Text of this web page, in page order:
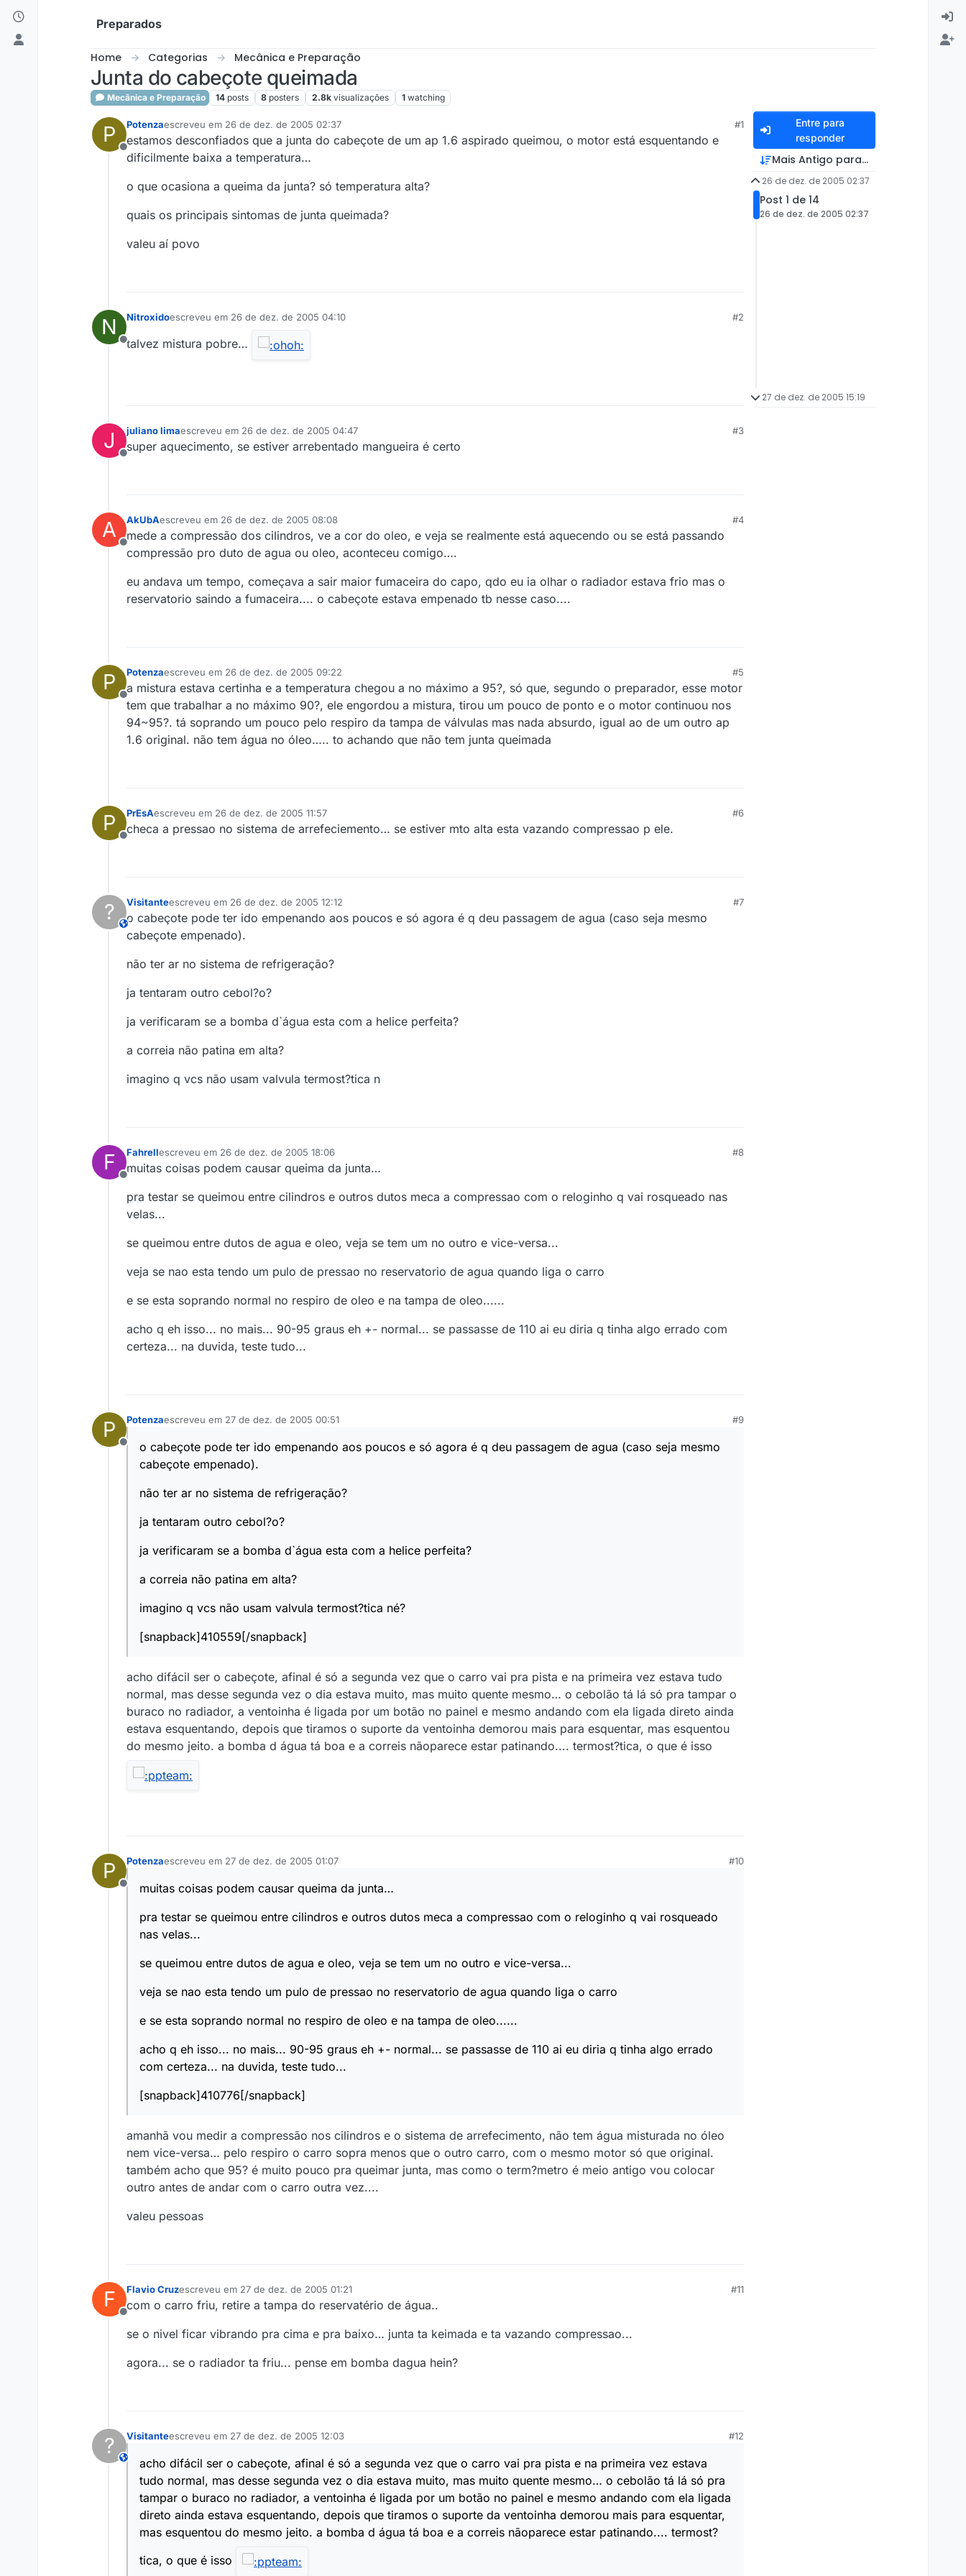
Skip to content
Preparados
Home Categorias Mecânica e Preparação
Junta do cabeçote queimada
Mecânica e Preparação 14 posts 8 posters 2.8k visualizações 1 watching
P
Offline
Potenzaescreveu em 26 de dez. de 2005 02:37
última edição por
#1
estamos desconfiados que a junta do cabeçote de um ap 1.6 aspirado queimou, o motor está esquentando e
dificilmente baixa a temperatura…
o que ocasiona a queima da junta? só temperatura alta?
quais os principais sintomas de junta queimada?
valeu aí povo
N
Offline
Nitroxidoescreveu em 26 de dez. de 2005 04:10
última edição por
#2
talvez mistura pobre…
J
Offline
juliano limaescreveu em 26 de dez. de 2005 04:47
última edição por
#3
super aquecimento, se estiver arrebentado mangueira é certo
A
Offline
AkUbAescreveu em 26 de dez. de 2005 08:08
última edição por
#4
mede a compressão dos cilindros, ve a cor do oleo, e veja se realmente está aquecendo ou se está passando
compressão pro duto de agua ou oleo, aconteceu comigo….
eu andava um tempo, começava a sair maior fumaceira do capo, qdo eu ia olhar o radiador estava frio mas o
reservatorio saindo a fumaceira.... o cabeçote estava empenado tb nesse caso....
P
Offline
Potenzaescreveu em 26 de dez. de 2005 09:22
última edição por
#5
a mistura estava certinha e a temperatura chegou a no máximo a 95?, só que, segundo o preparador, esse motor
tem que trabalhar a no máximo 90?, ele engordou a mistura, tirou um pouco de ponto e o motor continuou nos
94~95?. tá soprando um pouco pelo respiro da tampa de válvulas mas nada absurdo, igual ao de um outro ap
1.6 original. não tem água no óleo….. to achando que não tem junta queimada
P
Offline
PrEsAescreveu em 26 de dez. de 2005 11:57
última edição por
#6
checa a pressao no sistema de arrefeciemento… se estiver mto alta esta vazando compressao p ele.
? This user is from outside of this forum
Visitanteescreveu em 26 de dez. de 2005 12:12
última edição por
#7
o cabeçote pode ter ido empenando aos poucos e só agora é q deu passagem de agua (caso seja mesmo
cabeçote empenado).
não ter ar no sistema de refrigeração?
ja tentaram outro cebol?o?
ja verificaram se a bomba d`água esta com a helice perfeita?
a correia não patina em alta?
imagino q vcs não usam valvula termost?tica n
F
Offline
Fahrellescreveu em 26 de dez. de 2005 18:06
última edição por
#8
muitas coisas podem causar queima da junta…
pra testar se queimou entre cilindros e outros dutos meca a compressao com o reloginho q vai rosqueado nas
velas...
se queimou entre dutos de agua e oleo, veja se tem um no outro e vice-versa...
veja se nao esta tendo um pulo de pressao no reservatorio de agua quando liga o carro
e se esta soprando normal no respiro de oleo e na tampa de oleo......
acho q eh isso... no mais... 90-95 graus eh +- normal... se passasse de 110 ai eu diria q tinha algo errado com
certeza... na duvida, teste tudo...
P
Offline
Potenzaescreveu em 27 de dez. de 2005 00:51
última edição por
#9
o cabeçote pode ter ido empenando aos poucos e só agora é q deu passagem de agua (caso seja mesmo
cabeçote empenado).
não ter ar no sistema de refrigeração?
ja tentaram outro cebol?o?
ja verificaram se a bomba d`água esta com a helice perfeita?
a correia não patina em alta?
imagino q vcs não usam valvula termost?tica né?
[snapback]410559[/snapback]
acho difácil ser o cabeçote, afinal é só a segunda vez que o carro vai pra pista e na primeira vez estava tudo
normal, mas desse segunda vez o dia estava muito, mas muito quente mesmo… o cebolão tá lá só pra tampar o
buraco no radiador, a ventoinha é ligada por um botão no painel e mesmo andando com ela ligada direto ainda
estava esquentando, depois que tiramos o suporte da ventoinha demorou mais para esquentar, mas esquentou
do mesmo jeito. a bomba d água tá boa e a correis nãoparece estar patinando.... termost?tica, o que é isso
P
Offline
Potenzaescreveu em 27 de dez. de 2005 01:07
última edição por
#10
muitas coisas podem causar queima da junta…
pra testar se queimou entre cilindros e outros dutos meca a compressao com o reloginho q vai rosqueado
nas velas...
se queimou entre dutos de agua e oleo, veja se tem um no outro e vice-versa...
veja se nao esta tendo um pulo de pressao no reservatorio de agua quando liga o carro
e se esta soprando normal no respiro de oleo e na tampa de oleo......
acho q eh isso... no mais... 90-95 graus eh +- normal... se passasse de 110 ai eu diria q tinha algo errado
com certeza... na duvida, teste tudo...
[snapback]410776[/snapback]
amanhã vou medir a compressão nos cilindros e o sistema de arrefecimento, não tem água misturada no óleo
nem vice-versa… pelo respiro o carro sopra menos que o outro carro, com o mesmo motor só que original.
também acho que 95? é muito pouco pra queimar junta, mas como o term?metro é meio antigo vou colocar
outro antes de andar com o carro outra vez....
valeu pessoas
F
Offline
Flavio Cruzescreveu em 27 de dez. de 2005 01:21
última edição por
#11
com o carro friu, retire a tampa do reservatério de água..
se o nivel ficar vibrando pra cima e pra baixo… junta ta keimada e ta vazando compressao...
agora... se o radiador ta friu... pense em bomba dagua hein?
? This user is from outside of this forum
Visitanteescreveu em 27 de dez. de 2005 12:03
última edição por
#12
acho difácil ser o cabeçote, afinal é só a segunda vez que o carro vai pra pista e na primeira vez estava
tudo normal, mas desse segunda vez o dia estava muito, mas muito quente mesmo… o cebolão tá lá só pra
tampar o buraco no radiador, a ventoinha é ligada por um botão no painel e mesmo andando com ela ligada
direto ainda estava esquentando, depois que tiramos o suporte da ventoinha demorou mais para esquentar,
mas esquentou do mesmo jeito. a bomba d água tá boa e a correis nãoparece estar patinando.... termost?
tica, o que é isso
Entre para
responder
Mais Antigo para Mais Recente
26 de dez. de 2005 02:37
Post 1 de 14
26 de dez. de 2005 02:37
27 de dez. de 2005 15:19